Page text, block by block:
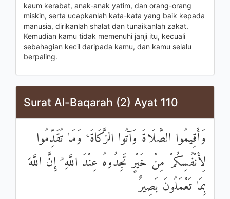
kaum kerabat, anak-anak yatim, dan orang-orang
miskin, serta ucapkanlah kata-kata yang baik kepada
manusia, dirikanlah shalat dan tunaikanlah zakat.
Kemudian kamu tidak memenuhi janji itu, kecuali
sebahagian kecil daripada kamu, dan kamu selalu
berpaling.
Surat Al-Baqarah (2) Ayat 110
وَأَقِيمُوا الصَّلَاةَ وَآتُوا الزَّكَاةَ ۚ وَمَا تُقَدِّمُوا
لِأَنْفُسِكُمْ مِنْ خَيْرٍ تَجِدُوهُ عِنْدَ اللَّهِ ۗ إِنَّ اللَّهَ
بِمَا تَعْمَلُونَ بَصِيرٌ